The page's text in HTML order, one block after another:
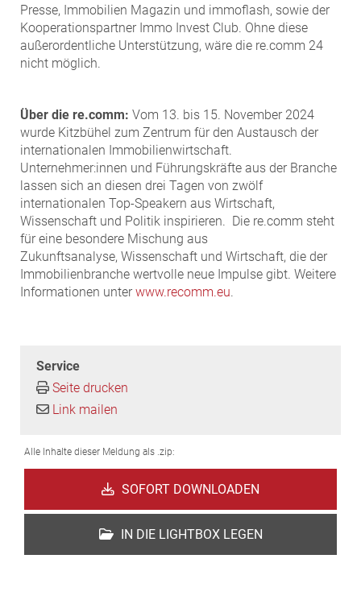
Presse, Immobilien Magazin und immoflash, sowie der
Kooperationspartner Immo Invest Club. Ohne diese
außerordentliche Unterstützung, wäre die re.comm 24
nicht möglich.
Über die re.comm: Vom 13. bis 15. November 2024
wurde Kitzbühel zum Zentrum für den Austausch der
internationalen Immobilienwirtschaft.
Unternehmer:innen und Führungskräfte aus der Branche
lassen sich an diesen drei Tagen von zwölf
internationalen Top-Speakern aus Wirtschaft,
Wissenschaft und Politik inspirieren. Die re.comm steht
für eine besondere Mischung aus
Zukunftsanalyse, Wissenschaft und Wirtschaft, die der
Immobilienbranche wertvolle neue Impulse gibt. Weitere
Informationen unter www.recomm.eu.
Service
Seite drucken
Link mailen
Alle Inhalte dieser Meldung als .zip:
SOFORT DOWNLOADEN
IN DIE LIGHTBOX LEGEN